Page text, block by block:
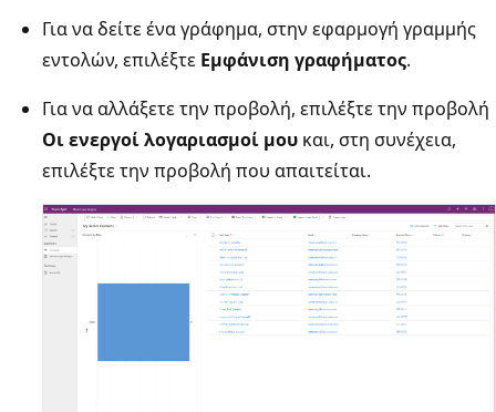
Για να δείτε ένα γράφημα, στην εφαρμογή γραμμής
εντολών, επιλέξτε Εμφάνιση γραφήματος.
Για να αλλάξετε την προβολή, επιλέξτε την προβολή
Οι ενεργοί λογαριασμοί μου και, στη συνέχεια,
επιλέξτε την προβολή που απαιτείται.